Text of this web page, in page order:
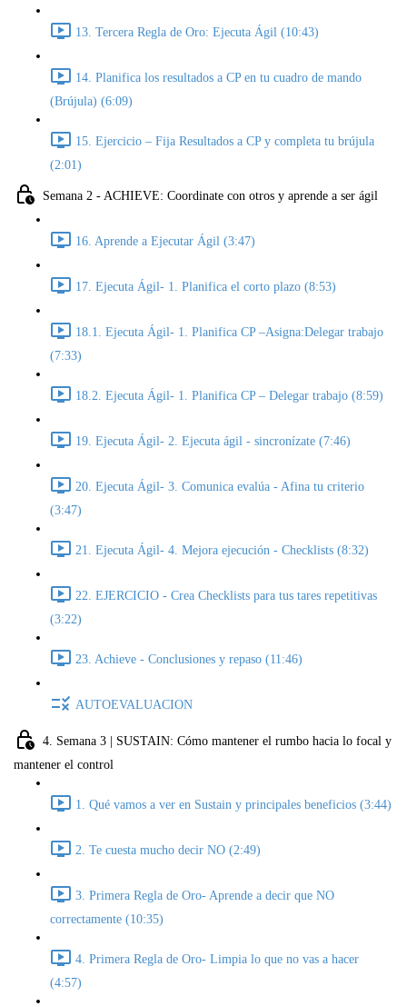
13. Tercera Regla de Oro: Ejecuta Ágil (10:43)
14. Planifica los resultados a CP en tu cuadro de mando
(Brújula) (6:09)
15. Ejercicio – Fija Resultados a CP y completa tu brújula
(2:01)
Semana 2 - ACHIEVE: Coordinate con otros y aprende a ser ágil
16. Aprende a Ejecutar Ágil (3:47)
17. Ejecuta Ágil- 1. Planifica el corto plazo (8:53)
18.1. Ejecuta Ágil- 1. Planifica CP –Asigna:Delegar trabajo
(7:33)
18.2. Ejecuta Ágil- 1. Planifica CP – Delegar trabajo (8:59)
19. Ejecuta Ágil- 2. Ejecuta ágil - sincronízate (7:46)
20. Ejecuta Ágil- 3. Comunica evalúa - Afina tu criterio
(3:47)
21. Ejecuta Ágil- 4. Mejora ejecución - Checklists (8:32)
22. EJERCICIO - Crea Checklists para tus tares repetitivas
(3:22)
23. Achieve - Conclusiones y repaso (11:46)
AUTOEVALUACION
4. Semana 3 | SUSTAIN: Cómo mantener el rumbo hacia lo focal y
mantener el control
1. Qué vamos a ver en Sustain y principales beneficios (3:44)
2. Te cuesta mucho decir NO (2:49)
3. Primera Regla de Oro- Aprende a decir que NO
correctamente (10:35)
4. Primera Regla de Oro- Limpia lo que no vas a hacer
(4:57)